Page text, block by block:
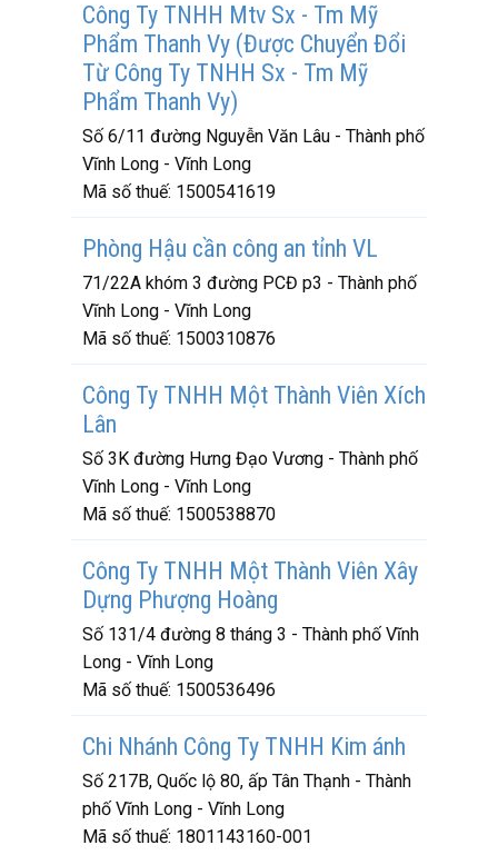
Công Ty TNHH Mtv Sx - Tm Mỹ
Phẩm Thanh Vy (Được Chuyển Đổi
Từ Công Ty TNHH Sx - Tm Mỹ
Phẩm Thanh Vy)
Số 6/11 đường Nguyễn Văn Lâu - Thành phố
Vĩnh Long - Vĩnh Long
Mã số thuế: 1500541619
Phòng Hậu cần công an tỉnh VL
71/22A khóm 3 đường PCĐ p3 - Thành phố
Vĩnh Long - Vĩnh Long
Mã số thuế: 1500310876
Công Ty TNHH Một Thành Viên Xích
Lân
Số 3K đường Hưng Đạo Vương - Thành phố
Vĩnh Long - Vĩnh Long
Mã số thuế: 1500538870
Công Ty TNHH Một Thành Viên Xây
Dựng Phượng Hoàng
Số 131/4 đường 8 tháng 3 - Thành phố Vĩnh
Long - Vĩnh Long
Mã số thuế: 1500536496
Chi Nhánh Công Ty TNHH Kim ánh
Số 217B, Quốc lộ 80, ấp Tân Thạnh - Thành
phố Vĩnh Long - Vĩnh Long
Mã số thuế: 1801143160-001